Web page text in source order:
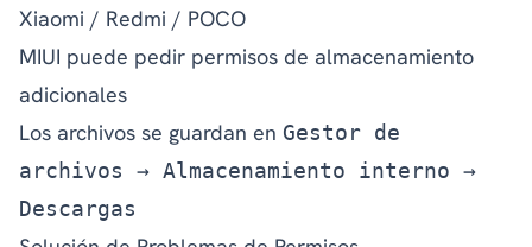
Xiaomi / Redmi / POCO
MIUI puede pedir permisos de almacenamiento
adicionales
Los archivos se guardan en Gestor de
archivos → Almacenamiento interno →
Descargas